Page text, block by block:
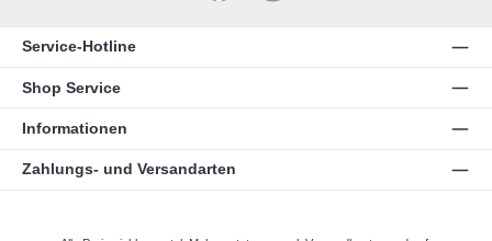
Service-Hotline
Shop Service
Informationen
Zahlungs- und Versandarten